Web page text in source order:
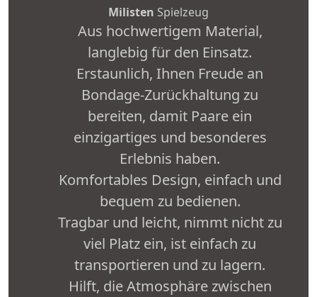
Milisten Spielzeug
Aus hochwertigem Material,
langlebig für den Einsatz.
Erstaunlich, Ihnen Freude an
Bondage-Zurückhaltung zu
bereiten, damit Paare ein
einzigartiges und besonderes
Erlebnis haben.
Komfortables Design, einfach und
bequem zu bedienen.
Tragbar und leicht, nimmt nicht zu
viel Platz ein, ist einfach zu
transportieren und zu lagern.
Hilft, die Atmosphäre zwischen